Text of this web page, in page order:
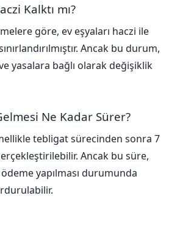
Kalktı mı?
göre, ev eşyaları haczi ile
Ancak bu durum,
yasalara bağlı olarak değişiklik
Ne Kadar Sürer?
tebligat sürecinden sonra 7
Ancak bu süre,
yapılması durumunda